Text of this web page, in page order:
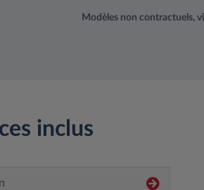
Modèles non contractuels,
inclus